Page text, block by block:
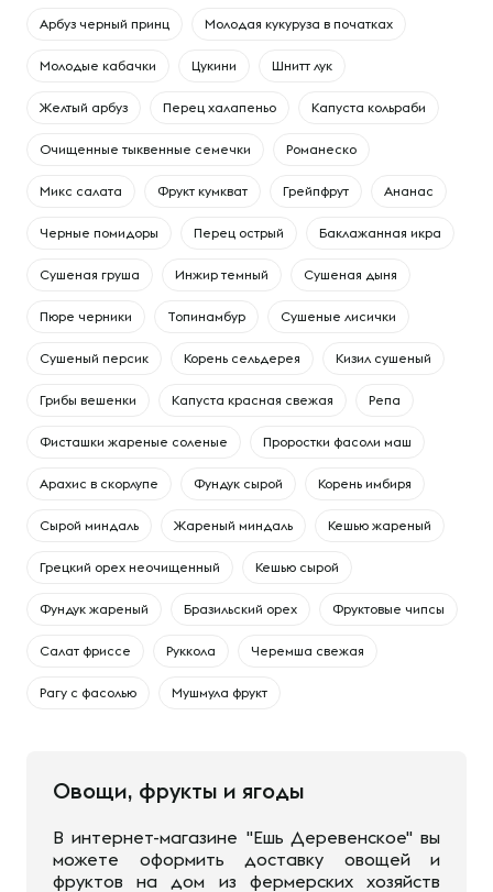
Арбуз черный принц Молодая кукуруза в початках
Молодые кабачки Цукини Шнитт лук
Желтый арбуз Перец халапеньо Капуста кольраби
Очищенные тыквенные семечки Романеско
Микс салата Фрукт кумкват Грейпфрут Ананас
Черные помидоры Перец острый Баклажанная икра
Сушеная груша Инжир темный Сушеная дыня
Пюре черники Топинамбур Сушеные лисички
Сушеный персик Корень сельдерея Кизил сушеный
Грибы вешенки Капуста красная свежая Репа
Фисташки жареные соленые Проростки фасоли маш
Арахис в скорлупе Фундук сырой Корень имбиря
Сырой миндаль Жареный миндаль Кешью жареный
Грецкий орех неочищенный Кешью сырой
Фундук жареный Бразильский орех Фруктовые чипсы
Салат фриссе Руккола Черемша свежая
Рагу с фасолью Мушмула фрукт
Овощи, фрукты и ягоды
В интернет-магазине "Ешь Деревенское" вы
можете оформить доставку овощей и
фруктов на дом из фермерских хозяйств